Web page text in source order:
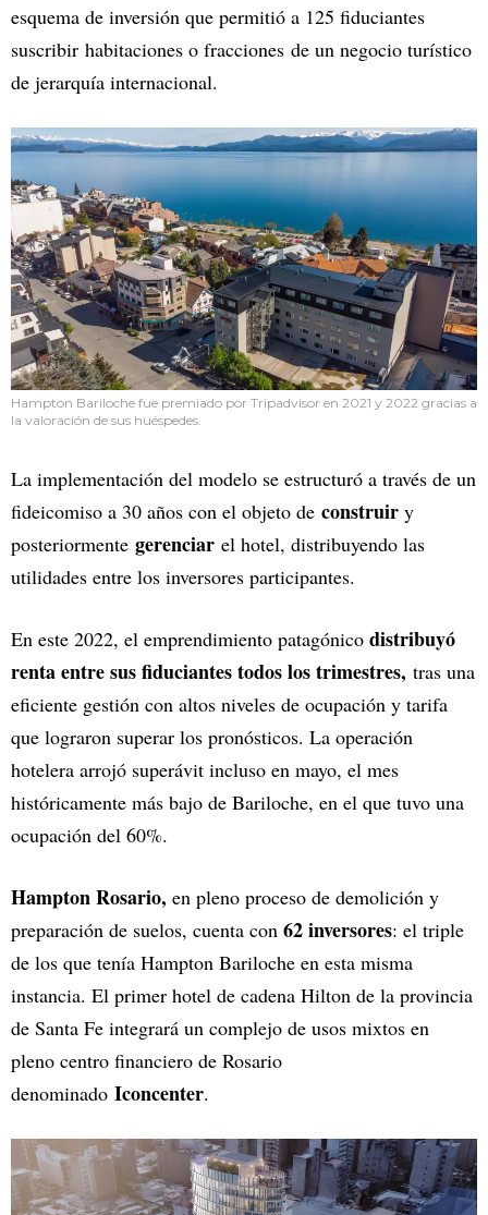
esquema de inversión que permitió a 125 fiduciantes
suscribir habitaciones o fracciones de un negocio turístico
de jerarquía internacional.
Hampton Bariloche fue premiado por Tripadvisor en 2021 y 2022 gracias a
la valoración de sus huéspedes.
La implementación del modelo se estructuró a través de un
fideicomiso a 30 años con el objeto de construir y
posteriormente gerenciar el hotel, distribuyendo las
utilidades entre los inversores participantes.
En este 2022, el emprendimiento patagónico distribuyó
renta entre sus fiduciantes todos los trimestres, tras una
eficiente gestión con altos niveles de ocupación y tarifa
que lograron superar los pronósticos. La operación
hotelera arrojó superávit incluso en mayo, el mes
históricamente más bajo de Bariloche, en el que tuvo una
ocupación del 60%.
Hampton Rosario, en pleno proceso de demolición y
preparación de suelos, cuenta con 62 inversores: el triple
de los que tenía Hampton Bariloche en esta misma
instancia. El primer hotel de cadena Hilton de la provincia
de Santa Fe integrará un complejo de usos mixtos en
pleno centro financiero de Rosario
denominado Iconcenter.